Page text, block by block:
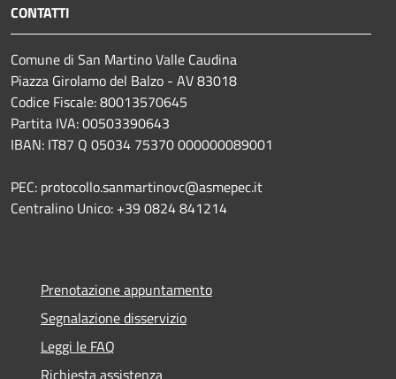
CONTATTI
Comune di San Martino Valle Caudina
Piazza Girolamo del Balzo - AV 83018
Codice Fiscale: 80013570645
Partita IVA: 00503390643
IBAN: IT87 Q 05034 75370 000000089001
PEC: protocollo.sanmartinovc@asmepec.it
Centralino Unico: +39 0824 841214
Prenotazione appuntamento
Segnalazione disservizio
Leggi le FAQ
Richiesta assistenza